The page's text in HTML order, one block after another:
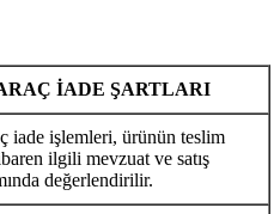
İADE ŞARTLARI
iade işlemleri, ürünün teslim
ilgili mevzuat ve satış
değerlendirilir.